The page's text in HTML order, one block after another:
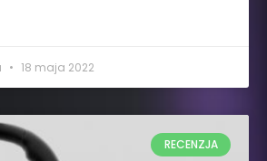
18 maja 2022
RECENZJA